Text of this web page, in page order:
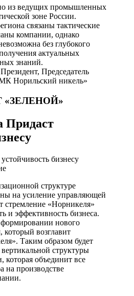
из ведущих промышленных
зоне России.
связаны тактические
компании, однако
без глубокого
актуальных
знаний.
Президент, Председатель
Норильский никель»
«ЗЕЛЕНОЙ»
структуре
на усиление управляющей
стремление «Норникеля»
и эффективность бизнеса.
нового
который возглавит
Таким образом будет
структуры
которая объединит все
на производстве